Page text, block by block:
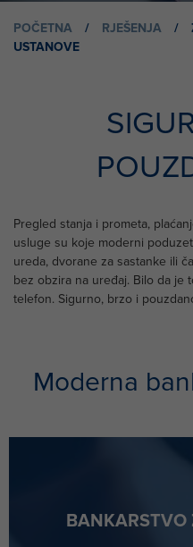
POČETNA / RJEŠENJA /
USTANOVE
Pregled stanja i prometa,
usluge su koje moderni
ureda, dvorane za sastanke ili
bez obzira na uređaj. Bilo da je
telefon. Sigurno, brzo i
Moderna